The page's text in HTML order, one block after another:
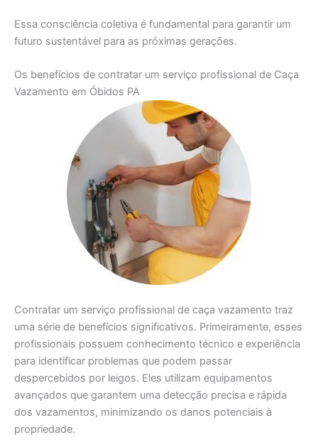
Essa consciência coletiva é fundamental para garantir um
futuro sustentável para as próximas gerações.
Os benefícios de contratar um serviço profissional de Caça
Vazamento em Óbidos PA
Contratar um serviço profissional de caça vazamento traz
uma série de benefícios significativos. Primeiramente, esses
profissionais possuem conhecimento técnico e experiência
para identificar problemas que podem passar
despercebidos por leigos. Eles utilizam equipamentos
avançados que garantem uma detecção precisa e rápida
dos vazamentos, minimizando os danos potenciais à
propriedade.